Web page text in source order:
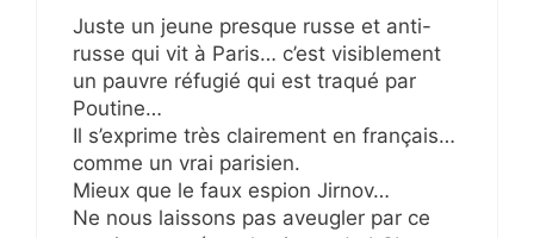
Juste un jeune presque russe et anti-
russe qui vit à Paris… c’est visiblement
un pauvre réfugié qui est traqué par
Poutine…
Il s’exprime très clairement en français…
comme un vrai parisien.
Mieux que le faux espion Jirnov…
Ne nous laissons pas aveugler par ce